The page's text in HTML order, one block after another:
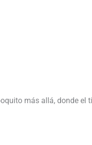
más allá, donde el